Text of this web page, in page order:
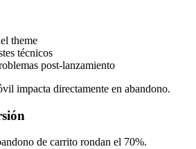
theme
técnicos
post-lanzamiento
impacta directamente en abandono.
de carrito rondan el 70%.